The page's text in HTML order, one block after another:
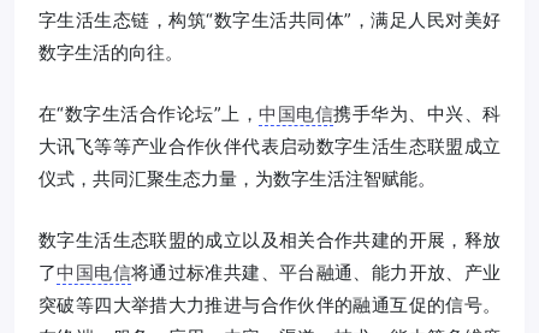
字生活生态链，构筑“数字生活共同体”，满足人民对美好
数字生活的向往。
在“数字生活合作论坛”上，中国电信携手华为、中兴、科
大讯飞等等产业合作伙伴代表启动数字生活生态联盟成立
仪式，共同汇聚生态力量，为数字生活注智赋能。
数字生活生态联盟的成立以及相关合作共建的开展，释放
了中国电信将通过标准共建、平台融通、能力开放、产业
突破等四大举措大力推进与合作伙伴的融通互促的信号。